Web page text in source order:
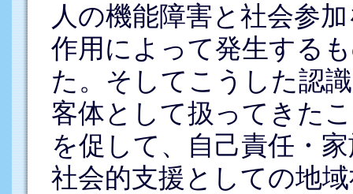
人の機能障害と社会参
作用によって発生する
た。そしてこうした認
客体として扱ってきた
を促して、自己責任・
社会的支援としての地